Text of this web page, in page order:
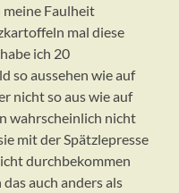
meine Faulheit
mal diese
ich 20
so aussehen wie auf
nicht so aus wie auf
wahrscheinlich nicht
mit der Spätzlepresse
durchbekommen
auch anders als